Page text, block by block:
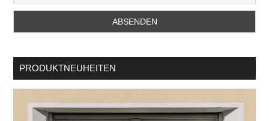
PRODUKTNEUHEITEN